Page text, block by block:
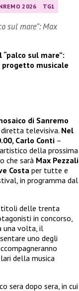
2026 TG1
sul mare”: Max
sul mare”:
progetto musicale
di Sanremo
televisiva. Nel
Carlo Conti –
della prossima
che sarà Max Pezzali
Costa per tutte e
in programma dal
titoli delle trenta
in concorso,
una volta, il
uno degli
della musica
sera dopo sera, in cui